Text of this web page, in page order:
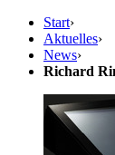
Start›
Aktuelles›
News›
Richard